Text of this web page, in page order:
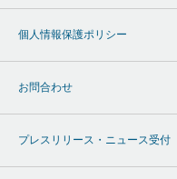
個人情報保護ポリシー
お問合わせ
プレスリリース・ニュース受付